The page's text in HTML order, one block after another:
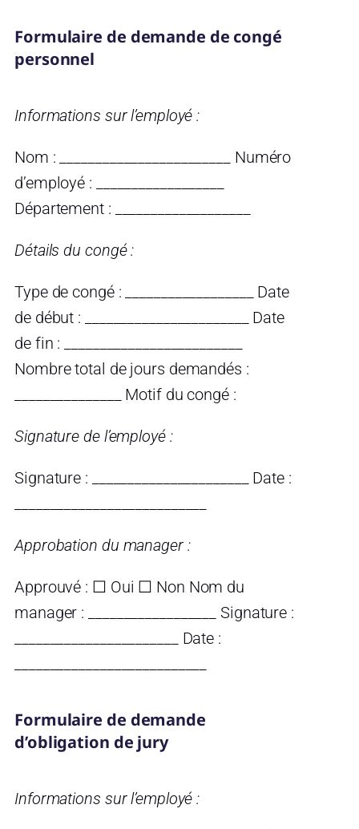
Formulaire de demande de congé
personnel
Informations sur l’employé :
Nom : ________________________ Numéro
d’employé : __________________
Département : ___________________
Détails du congé :
Type de congé : __________________ Date
de début : _______________________ Date
de fin : _________________________
Nombre total de jours demandés :
_______________ Motif du congé :
Signature de l’employé :
Signature : ______________________ Date :
Approbation du manager :
Approuvé : ☐ Oui ☐ Non Nom du
manager : __________________ Signature :
_______________________ Date :
Formulaire de demande
d’obligation de jury
Informations sur l’employé :